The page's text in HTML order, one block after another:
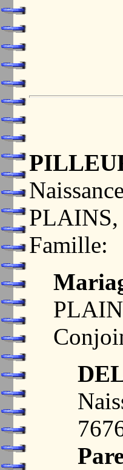
PLAINS,
Famille: